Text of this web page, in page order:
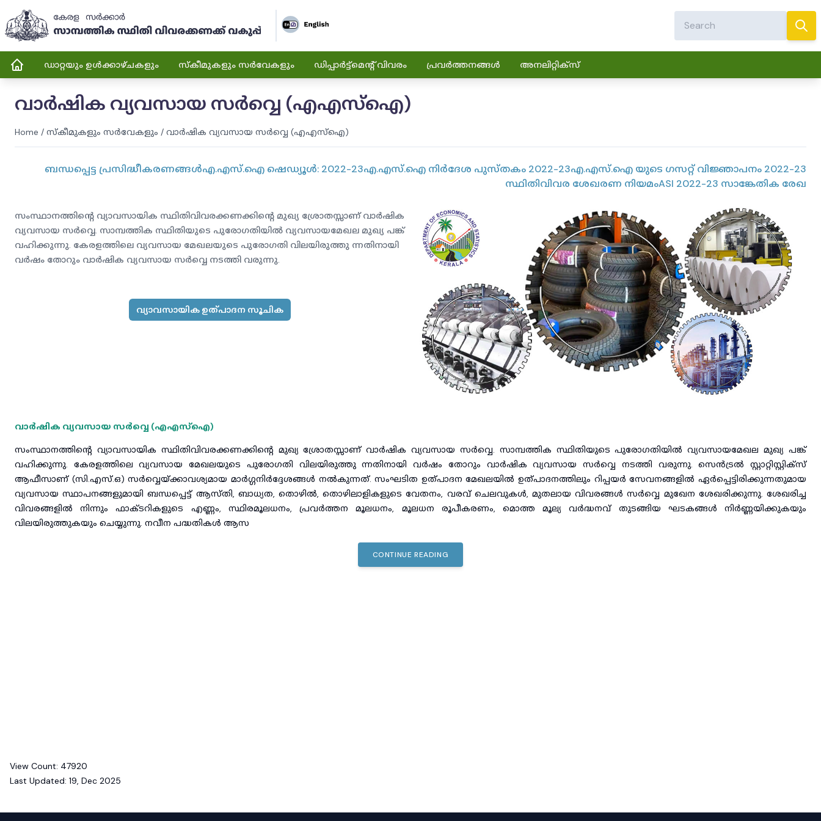
ഡാറ്റയും ഉൾക്കാഴ്ചകളും സ്കീമുകളും സർവേകളും ഡിപ്പാർട്ട്മെന്റ് വിവരം പ്രവർത്തനങ്ങൾ അനലിറ്റിക്സ്
വാർഷിക വ്യവസായ സർവ്വെ (എഎസ്ഐ)
Home / സ്കീമുകളും സർവേകളും / വാർഷിക വ്യവസായ സർവ്വെ (എഎസ്ഐ)
ബന്ധപ്പെട്ട പ്രസിദ്ധീകരണങ്ങൾഎ.എസ്.ഐ ഷെഡ്യൂൾ: 2022-23എ.എസ്.ഐ നിർദേശ പുസ്തകം 2022-23എ.എസ്.ഐ യുടെ ഗസറ്റ് വിജ്ഞാപനം 2022-23
സ്ഥിതിവിവര ശേഖരണ നിയമംASI 2022-23 സാങ്കേതിക രേഖ
സംസ്ഥാനത്തിന്റെ വ്യാവസായിക സ്ഥിതിവിവരക്കണക്കിന്റെ മുഖ്യ ശ്രോതസ്സാണ് വാർഷിക
വ്യവസായ സർവ്വെ. സാമ്പത്തിക സ്ഥിതിയുടെ പുരോഗതിയിൽ വ്യവസായമേഖല മുഖ്യ പങ്ക്
വഹിക്കുന്നു. കേരളത്തിലെ വ്യവസായ മേഖലയുടെ പുരോഗതി വിലയിരുത്തു ന്നതിനായി
വർഷം തോറും വാർഷിക വ്യവസായ സർവ്വെ നടത്തി വരുന്നു.
വ്യാവസായിക ഉത്പാദന സൂചിക
വാർഷിക വ്യവസായ സർവ്വെ (എഎസ്ഐ)
സംസ്ഥാനത്തിന്റെ വ്യാവസായിക സ്ഥിതിവിവരക്കണക്കിന്റെ മുഖ്യ ശ്രോതസ്സാണ് വാർഷിക വ്യവസായ സർവ്വെ. സാമ്പത്തിക സ്ഥിതിയുടെ പുരോഗതിയിൽ വ്യവസായമേഖല മുഖ്യ പങ്ക്
വഹിക്കുന്നു. കേരളത്തിലെ വ്യവസായ മേഖലയുടെ പുരോഗതി വിലയിരുത്തു ന്നതിനായി വർഷം തോറും വാർഷിക വ്യവസായ സർവ്വെ നടത്തി വരുന്നു. സെൻട്രൽ സ്റ്റാറ്റിസ്റ്റിക്സ്
ആഫീസാണ് (സി.എസ്.ഒ) സർവ്വെയ്ക്കാവശ്യമായ മാർഗ്ഗനിർദ്ദേശങ്ങൾ നൽകുന്നത്. സംഘടിത ഉത്പാദന മേഖലയിൽ ഉത്പാദനത്തിലും റിപ്പയർ സേവനങ്ങളിൽ ഏർപ്പെട്ടിരിക്കുന്നതുമായ
വ്യവസായ സ്ഥാപനങ്ങളുമായി ബന്ധപ്പെട്ട് ആസ്തി, ബാധ്യത, തൊഴിൽ, തൊഴിലാളികളുടെ വേതനം, വരവ് ചെലവുകൾ, മുതലായ വിവരങ്ങൾ സർവ്വെ മുഖേന ശേഖരിക്കുന്നു. ശേഖരിച്ച
വിവരങ്ങളിൽ നിന്നും ഫാക്ടറികളുടെ എണ്ണം, സ്ഥിരമൂലധനം, പ്രവർത്തന മൂലധനം, മൂലധന രൂപീകരണം, മൊത്ത മൂല്യ വർദ്ധനവ് തുടങ്ങിയ ഘടകങ്ങൾ നിർണ്ണയിക്കുകയും
വിലയിരുത്തുകയും ചെയ്യുന്നു. നവീന പദ്ധതികൾ ആസ
CONTINUE READING
View Count: 47920
Last Updated: 19, Dec 2025